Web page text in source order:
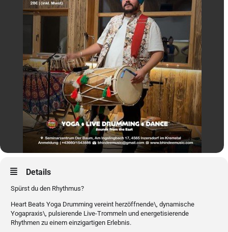
Details
Spürst du den Rhythmus?
Heart Beats Yoga Drumming vereint herzöffnende\, dynamische
Yogapraxis\, pulsierende Live-Trommeln und energetisierende
Rhythmen zu einem einzigartigen Erlebnis.